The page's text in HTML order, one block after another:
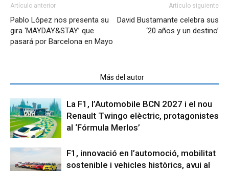
Artículo anterior
Pablo López nos presenta su
gira ‘MAYDAY&STAY’ que
pasará por Barcelona en Mayo
Artículo siguiente
David Bustamante celebra sus
‘20 años y un destino’
Más del autor
La F1, l’Automobile BCN 2027 i el nou
Renault Twingo elèctric, protagonistes
al ‘Fórmula Merlos’
F1, innovació en l’automoció, mobilitat
sostenible i vehicles històrics, avui al